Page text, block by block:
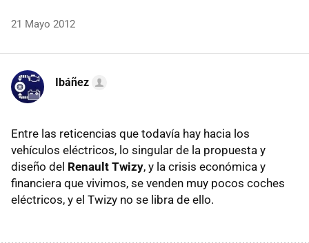
21 Mayo 2012
Ibáñez
Entre las reticencias que todavía hay hacia los
vehículos eléctricos, lo singular de la propuesta y
diseño del Renault Twizy, y la crisis económica y
financiera que vivimos, se venden muy pocos coches
eléctricos, y el Twizy no se libra de ello.